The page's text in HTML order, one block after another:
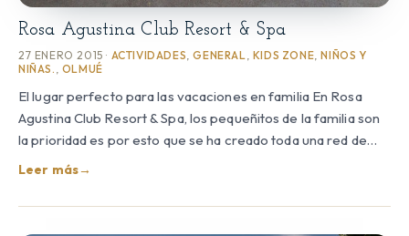
Rosa Agustina Club Resort & Spa
27 ENERO 2015 · ACTIVIDADES,GENERAL, KIDS ZONE,NIÑOS Y
NIÑAS. , OLMUÉ
El lugar perfecto para las vacaciones en familia En Rosa
Agustina Club Resort & Spa, los pequeñitos de la familia son
la prioridad es por esto que se ha creado toda una red de…
Leer más→